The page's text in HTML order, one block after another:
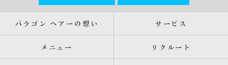
パラゴン ヘアーの想い サービス
メニュー リクルート